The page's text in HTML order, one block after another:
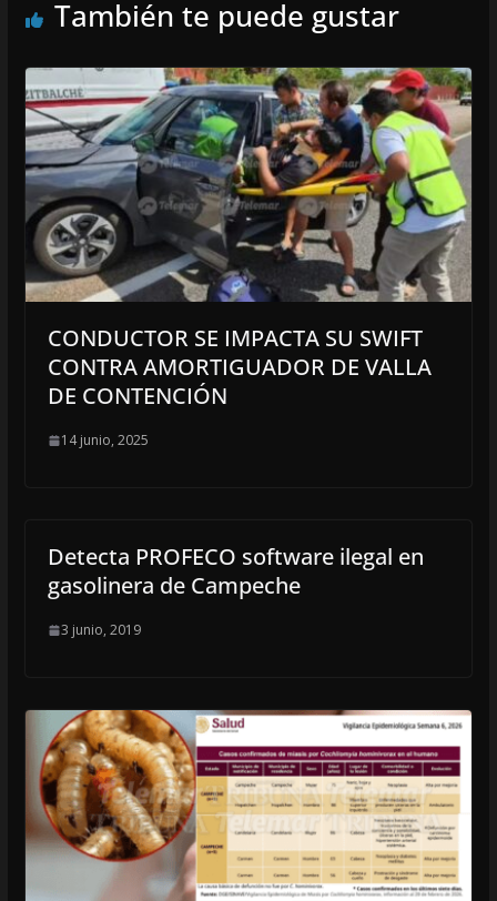
También te puede gustar
CONDUCTOR SE IMPACTA SU SWIFT
CONTRA AMORTIGUADOR DE VALLA
DE CONTENCIÓN
14 junio, 2025
Detecta PROFECO software ilegal en
gasolinera de Campeche
3 junio, 2019